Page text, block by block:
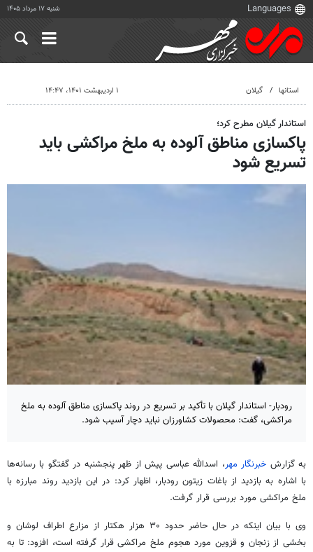
شنبه ۱۷ مرداد ۱۴۰۵
استانها گیلان ۱ اردیبهشت ۱۴۰۱، ۱۴:۴۷
استاندار گیلان مطرح کرد؛
پاکسازی مناطق آلوده به ملخ مراکشی باید
تسریع شود
رودبار- استاندار گیلان با تأکید بر تسریع در روند پاکسازی مناطق آلوده به ملخ
مراکشی، گفت: محصولات کشاورزان نباید دچار آسیب شود.
به گزارش خبرنگار مهر، اسدالله عباسی پیش از ظهر پنجشنبه در گفتگو با رسانه‌ها
با اشاره به بازدید از باغات زیتون رودبار، اظهار کرد: در این بازدید روند مبارزه با
ملخ مراکشی مورد بررسی قرار گرفت.
وی با بیان اینکه در حال حاضر حدود ۳۰ هزار هکتار از مزارع اطراف
لوشان و
بخشی از زنجان و قزوین مورد هجوم ملخ مراکشی قرار گرفته است، افزود: تا به